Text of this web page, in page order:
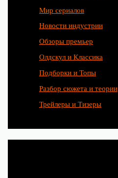
Мир сериалов
Новости индустрии
Обзоры премьер
Олдскул и Классика
Подборки и Топы
Разбор сюжета и теории
Трейлеры и Тизеры